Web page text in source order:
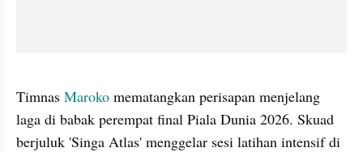
Timnas Maroko mematangkan perisapan menjelang
laga di babak perempat final Piala Dunia 2026. Skuad
berjuluk 'Singa Atlas' menggelar sesi latihan intensif di